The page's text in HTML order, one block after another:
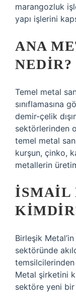
marangozluk
yapı işlerini
ANA
NEDIR?
Temel metal
sınıflamasına
demir-çelik
sektörlerinden
temel metal
kurşun, çinko,
metallerin
İSMAIL
Birleşik
sektöründe
Metal şirketini
sektöre yeni bir